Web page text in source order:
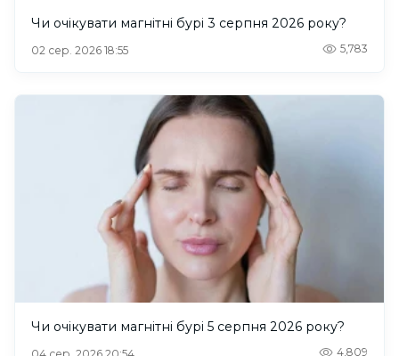
Чи очікувати магнітні бурі 3 серпня 2026 року?
02 сер. 2026 18:55 5,783
Чи очікувати магнітні бурі 5 серпня 2026 року?
4,809